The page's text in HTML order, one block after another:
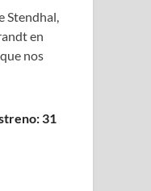
Stendhal,
en
nos
31